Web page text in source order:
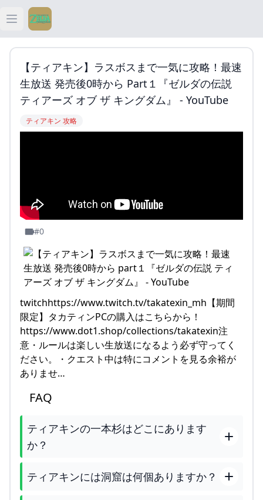
Open main menu
ティアキン
ティアキン 祠
ティアキン 武器
【ティアキン】ラスボスまで一気に攻略！最速
生放送 発売後0時から Part１『ゼルダの伝説
ティアーズ オブ ザ キングダム』 - YouTube
ティアキン 攻略
#0
twitchhttps://www.twitch.tv/takatexin_mh【期間
限定】タカティンPCの購入はこちらから！
https://www.dot1.shop/collections/takatexin注
意・ルールは楽しい生放送になるよう必ず守ってく
ださい。・クエスト中は特にコメントを見る余裕が
ありませ…
FAQ
ティアキンの一本杉はどこにあります
か？
ティアキンには洞窟は何個ありますか？